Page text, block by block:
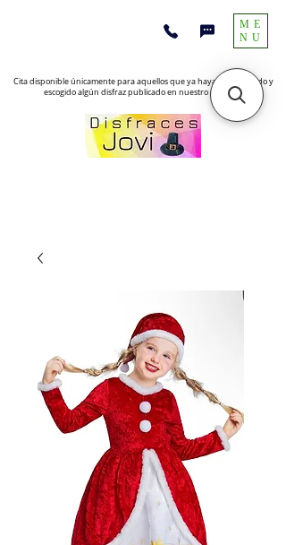
Cita disponible únicamente para aquellos que ya hayan encontrado y
escogido algún disfraz publicado en nuestro sitio web
ME
NU